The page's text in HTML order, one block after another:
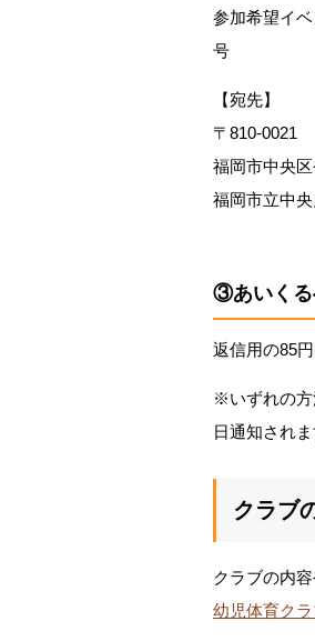
参加希望イ
号
【宛先】
〒810-0021
福岡市中央
福岡市立中
③あいくる
返信用の85
※いずれの方
日通知されま
クラブ
クラブの内
幼児体育ク